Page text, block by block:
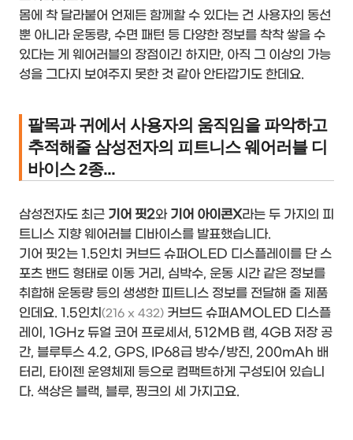
몸에 착 달라붙어 언제든 함께할 수 있다는 건 사용자의 동선
뿐 아니라 운동량, 수면 패턴 등 다양한 정보를 착착 쌓을 수
있다는 게 웨어러블의 장점이긴 하지만, 아직 그 이상의 가능
성을 그다지 보여주지 못한 것 같아 안타깝기도 한데요.
팔목과 귀에서 사용자의 움직임을 파악하고
추적해줄 삼성전자의 피트니스 웨어러블 디
바이스 2종...
삼성전자도 최근 기어 핏2와 기어 아이콘X라는 두 가지의 피
트니스 지향 웨어러블 디바이스를 발표했습니다.
기어 핏2는 1.5인치 커브드 슈퍼OLED 디스플레이를 단 스
포츠 밴드 형태로 이동 거리, 심박수, 운동 시간 같은 정보를
취합해 운동량 등의 생생한 피트니스 정보를 전달해 줄 제품
인데요. 1.5인치 (216 x 432) 커브드 슈퍼AMOLED 디스플
레이, 1GHz 듀얼 코어 프로세서, 512MB 램, 4GB 저장 공
간, 블루투스 4.2, GPS, IP68급 방수/방진, 200mAh 배
터리, 타이젠 운영체제 등으로 컴팩트하게 구성되어 있습니
다. 색상은 블랙, 블루, 핑크의 세 가지고요.